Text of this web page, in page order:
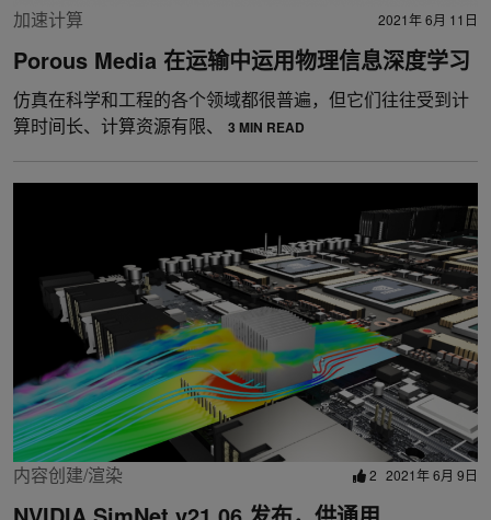
加速计算 2021年 6月 11日
Porous Media 在运输中运用物理信息深度学习
仿真在科学和工程的各个领域都很普遍，但它们往往受到计
算时间长、计算资源有限、
3 MIN READ
内容创建/渲染 2 2021年 6月 9日